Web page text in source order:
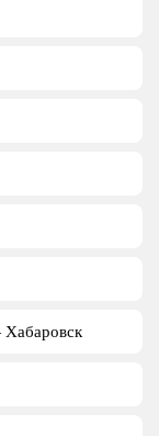
Хабаровск